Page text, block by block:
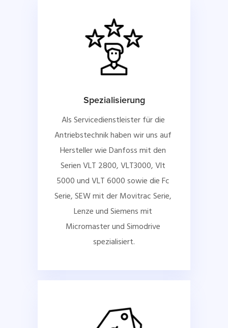
Spezialisierung
Als Servicedienstleister für die
Antriebstechnik haben wir uns auf
Hersteller wie Danfoss mit den
Serien VLT 2800, VLT3000, Vlt
5000 und VLT 6000 sowie die Fc
Serie, SEW mit der Movitrac Serie,
Lenze und Siemens mit
Micromaster und Simodrive
spezialisiert.